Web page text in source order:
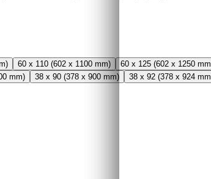
60 x 110 (602 x 1100 mm) 60 x 125 (602 x 1250
mm) 38 x 90 (378 x 900 mm) 38 x 92 (378 x 924